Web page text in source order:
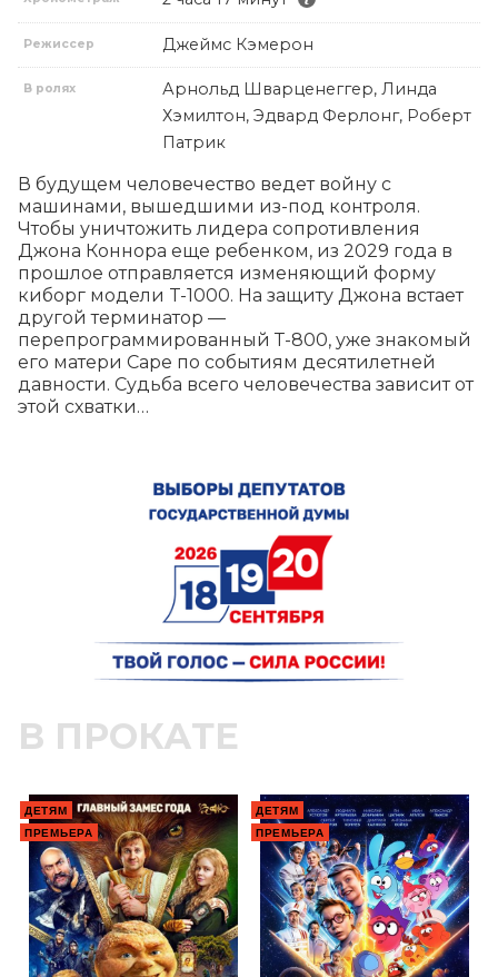
Режиссер Джеймс Кэмерон
В ролях
Арнольд Шварценеггер, Линда
Хэмилтон, Эдвард Ферлонг, Роберт
Патрик
В будущем человечество ведет войну с
машинами, вышедшими из-под контроля.
Чтобы уничтожить лидера сопротивления
Джона Коннора еще ребенком, из 2029 года в
прошлое отправляется изменяющий форму
киборг модели T-1000. На защиту Джона встает
другой терминатор —
перепрограммированный Т-800, уже знакомый
его матери Саре по событиям десятилетней
давности. Судьба всего человечества зависит от
этой схватки…
В ПРОКАТЕ
ДЕТЯМ
ПРЕМЬЕРА
ДЕТЯМ
ПРЕМЬЕРА